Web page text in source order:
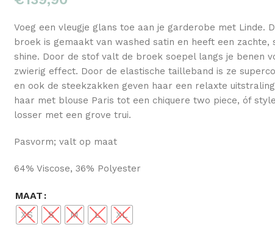
Voeg een vleugje glans toe aan je garderobe met Linde.
broek is gemaakt van washed satin en heeft een zachte,
shine. Door de stof valt de broek soepel langs je benen
zwierig effect. Door de elastische tailleband is ze
en ook de steekzakken geven haar een relaxte
haar met blouse Paris tot een chiquere two piece, óf
losser met een grove trui.
Pasvorm; valt op maat
64% Viscose, 36% Polyester
MAAT
XS
S M L XL